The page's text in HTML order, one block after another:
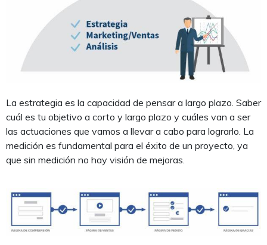
La estrategia es la capacidad de pensar a largo plazo. Saber
cuál es tu objetivo a corto y largo plazo y cuáles van a ser
las actuaciones que vamos a llevar a cabo para lograrlo. La
medición es fundamental para el éxito de un proyecto, ya
que sin medición no hay visión de mejoras.